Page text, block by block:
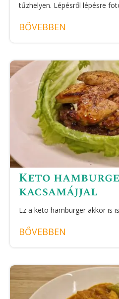
tűzhelyen. Lépésről lépésre
BŐVEBBEN
Keto
kacsamájjal
Ez a keto hamburger akkor is
BŐVEBBEN